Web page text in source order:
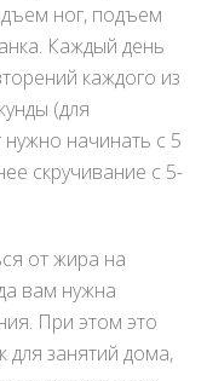
ног, подъем
Каждый день
каждого из
(для
начинать с 5
скручивание с 5-
от жира на
вам нужна
При этом это
занятий дома,